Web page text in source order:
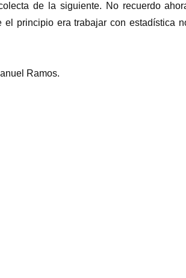
de la siguiente. No recuerdo
principio era trabajar con estadística
Ramos.